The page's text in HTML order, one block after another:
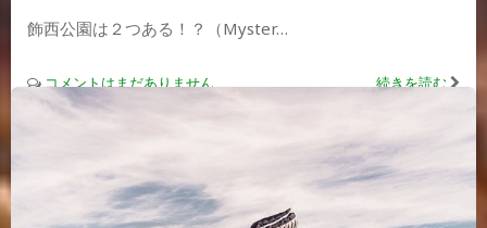
飾西公園は２つある！？（Myster…
コメントはまだありません 続きを読む